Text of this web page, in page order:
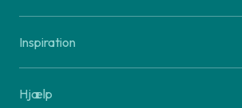
Inspiration
Hjælp